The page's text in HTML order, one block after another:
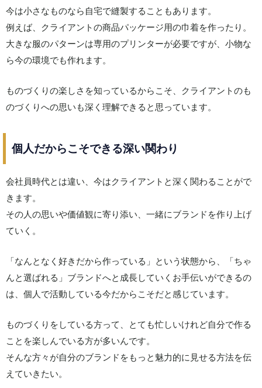
今は小さなものなら自宅で縫製することもあります。
例えば、クライアントの商品パッケージ用の巾着を作ったり。
大きな服のパターンは専用のプリンターが必要ですが、小物な
ら今の環境でも作れます。
ものづくりの楽しさを知っているからこそ、クライアントのも
のづくりへの思いも深く理解できると思っています。
個人だからこそできる深い関わり
会社員時代とは違い、今はクライアントと深く関わることがで
きます。
その人の思いや価値観に寄り添い、一緒にブランドを作り上げ
ていく。
「なんとなく好きだから作っている」という状態から、「ちゃ
んと選ばれる」ブランドへと成長していくお手伝いができるの
は、個人で活動している今だからこそだと感じています。
ものづくりをしている方って、とても忙しいけれど自分で作る
ことを楽しんでいる方が多いんです。
そんな方々が自分のブランドをもっと魅力的に見せる方法を伝
えていきたい。